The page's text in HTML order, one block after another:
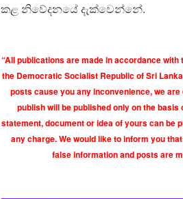
කළ නිවේදනයේ දැක්වෙන්නේ.
“All publications are made in accordance
the Democratic Socialist Republic of Sri
posts cause you any inconvenience, we
publish will be published only on the
statement, document or idea of yours can be
any charge. We would like to inform you
false information and posts are